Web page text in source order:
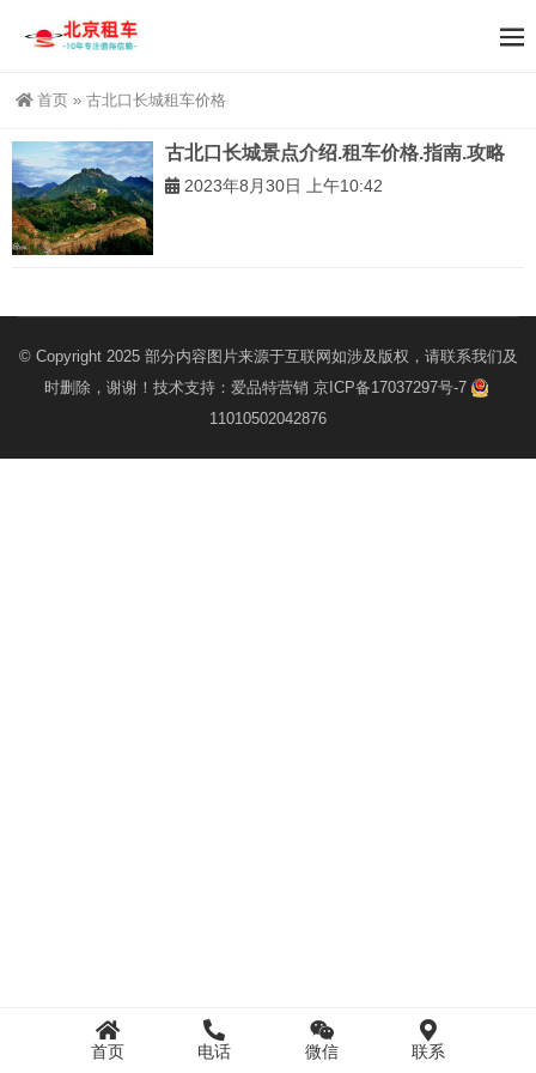
首页 » 古北口长城租车价格
古北口长城景点介绍.租车价格.指南.攻略
2023年8月30日 上午10:42
© Copyright 2025 部分内容图片来源于互联网如涉及版权，请联系我们及
时删除，谢谢！技术支持： 爱品特营销 京ICP备17037297号-7
11010502042876
首页 电话 微信 联系